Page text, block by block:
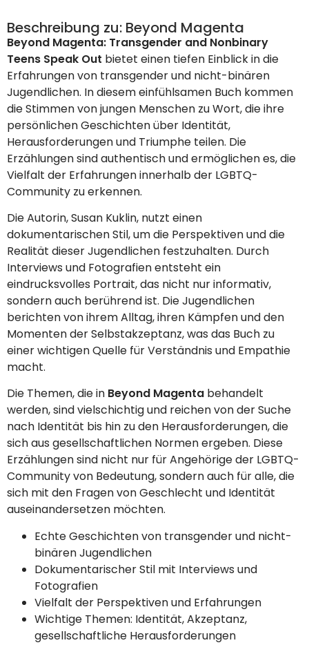
Beschreibung zu: Beyond Magenta
Beyond Magenta: Transgender and Nonbinary
Teens Speak Out bietet einen tiefen Einblick in die
Erfahrungen von transgender und nicht-binären
Jugendlichen. In diesem einfühlsamen Buch kommen
die Stimmen von jungen Menschen zu Wort, die ihre
persönlichen Geschichten über Identität,
Herausforderungen und Triumphe teilen. Die
Erzählungen sind authentisch und ermöglichen es, die
Vielfalt der Erfahrungen innerhalb der LGBTQ-
Community zu erkennen.
Die Autorin, Susan Kuklin, nutzt einen
dokumentarischen Stil, um die Perspektiven und die
Realität dieser Jugendlichen festzuhalten. Durch
Interviews und Fotografien entsteht ein
eindrucksvolles Portrait, das nicht nur informativ,
sondern auch berührend ist. Die Jugendlichen
berichten von ihrem Alltag, ihren Kämpfen und den
Momenten der Selbstakzeptanz, was das Buch zu
einer wichtigen Quelle für Verständnis und Empathie
macht.
Die Themen, die in Beyond Magenta behandelt
werden, sind vielschichtig und reichen von der Suche
nach Identität bis hin zu den Herausforderungen, die
sich aus gesellschaftlichen Normen ergeben. Diese
Erzählungen sind nicht nur für Angehörige der LGBTQ-
Community von Bedeutung, sondern auch für alle, die
sich mit den Fragen von Geschlecht und Identität
auseinandersetzen möchten.
Echte Geschichten von transgender und nicht-
binären Jugendlichen
Dokumentarischer Stil mit Interviews und
Fotografien
Vielfalt der Perspektiven und Erfahrungen
Wichtige Themen: Identität, Akzeptanz,
gesellschaftliche Herausforderungen